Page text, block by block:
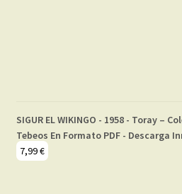
SIGUR EL WIKINGO - 1958 - Toray –
Tebeos En Formato PDF - Descarga
7,99€